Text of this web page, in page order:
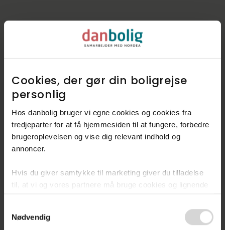
Cookies, der gør din boligrejse
personlig​
Hos danbolig bruger vi egne cookies og cookies fra
tredjeparter for at få hjemmesiden til at fungere, forbedre
brugeroplevelsen og vise dig relevant indhold og
annoncer.​
Hvis du giver samtykke til marketing giver du tilladelse
til, at vi og vores partnere må bruge cookies og lignende
danbolig.dk. Vi kan kombinere disse oplysninger med
andre data og anvende dem til målrettet markedsføring til
Selection
Nødvendig
Kommunen i tal
Indbyggere
31.943
Skatteprocent
26,3%
Kirkeskat
0,98%